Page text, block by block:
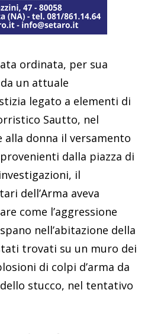
ordinata, per sua
un attuale
legato a elementi di
Sautto, nel
donna il versamento
dalla piazza di
il
dell’Arma aveva
come l’aggressione
nell’abitazione della
trovati su un muro dei
di colpi d’arma da
stucco, nel tentativo